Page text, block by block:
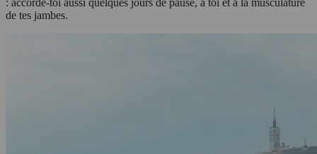
de tes jambes.